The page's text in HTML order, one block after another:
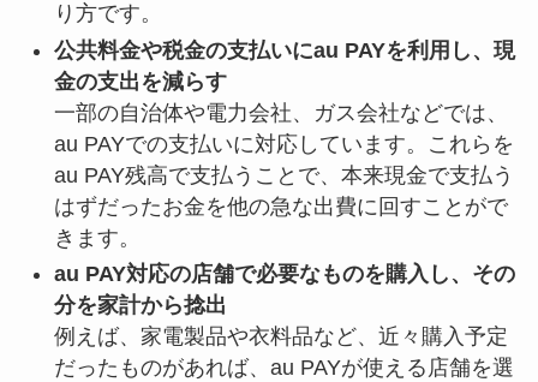
り方です。
公共料金や税金の支払いにau PAYを利用し、現
金の支出を減らす
一部の自治体や電力会社、ガス会社などでは、
au PAYでの支払いに対応しています。これらを
au PAY残高で支払うことで、本来現金で支払う
はずだったお金を他の急な出費に回すことがで
きます。
au PAY対応の店舗で必要なものを購入し、その
分を家計から捻出
例えば、家電製品や衣料品など、近々購入予定
だったものがあれば、au PAYが使える店舗を選